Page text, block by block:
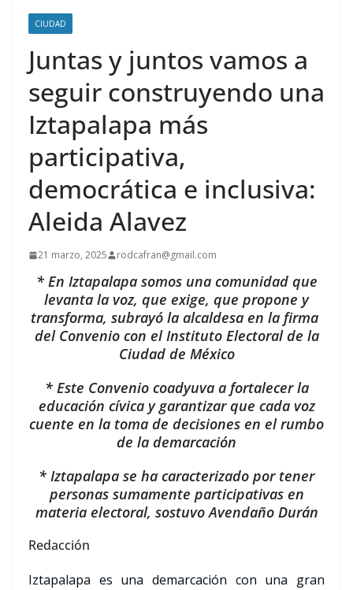
CIUDAD
Juntas y juntos vamos a
seguir construyendo una
Iztapalapa más
participativa,
democrática e inclusiva:
Aleida Alavez
21 marzo, 2025 rodcafran@gmail.com
* En Iztapalapa somos una comunidad que
levanta la voz, que exige, que propone y
transforma, subrayó la alcaldesa en la firma
del Convenio con el Instituto Electoral de la
Ciudad de México
* Este Convenio coadyuva a fortalecer la
educación cívica y garantizar que cada voz
cuente en la toma de decisiones en el rumbo
de la demarcación
* Iztapalapa se ha caracterizado por tener
personas sumamente participativas en
materia electoral, sostuvo Avendaño Durán
Redacción
Iztapalapa es una demarcación con una gran